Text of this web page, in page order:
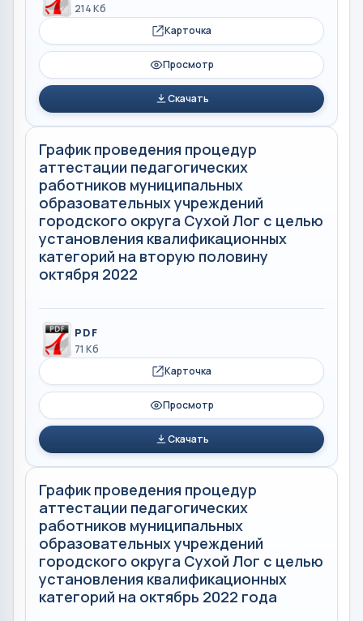
214 Кб
Карточка
Просмотр
Скачать
График проведения процедур
аттестации педагогических
работников муниципальных
образовательных учреждений
городского округа Сухой Лог с целью
установления квалификационных
категорий на вторую половину
октября 2022
PDF
71 Кб
Карточка
Просмотр
Скачать
График проведения процедур
аттестации педагогических
работников муниципальных
образовательных учреждений
городского округа Сухой Лог с целью
установления квалификационных
категорий на октябрь 2022 года